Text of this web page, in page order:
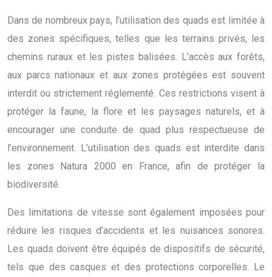
Dans de nombreux pays, l’utilisation des quads est limitée à
des zones spécifiques, telles que les terrains privés, les
chemins ruraux et les pistes balisées. L’accès aux forêts,
aux parcs nationaux et aux zones protégées est souvent
interdit ou strictement réglementé. Ces restrictions visent à
protéger la faune, la flore et les paysages naturels, et à
encourager une conduite de quad plus respectueuse de
l’environnement. L’utilisation des quads est interdite dans
les zones Natura 2000 en France, afin de protéger la
biodiversité.
Des limitations de vitesse sont également imposées pour
réduire les risques d’accidents et les nuisances sonores.
Les quads doivent être équipés de dispositifs de sécurité,
tels que des casques et des protections corporelles. Le